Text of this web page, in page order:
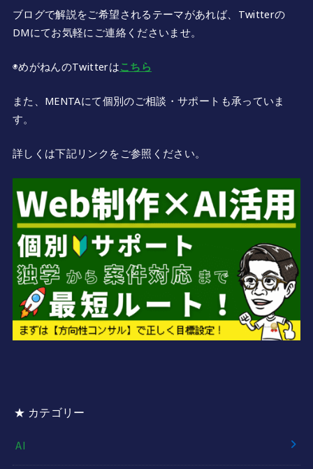
ブログで解説をご希望されるテーマがあれば、Twitterの
DMにてお気軽にご連絡くださいませ。
◉めがねんのTwitterはこちら
また、MENTAにて個別のご相談・サポートも承っていま
す。
詳しくは下記リンクをご参照ください。
★ カテゴリー
AI